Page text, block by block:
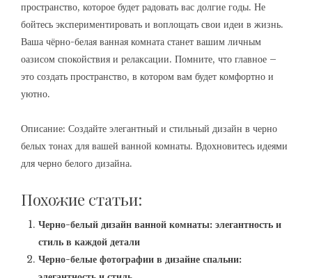
пространство, которое будет радовать вас долгие годы. Не
бойтесь экспериментировать и воплощать свои идеи в жизнь.
Ваша чёрно-белая ванная комната станет вашим личным
оазисом спокойствия и релаксации. Помните, что главное –
это создать пространство, в котором вам будет комфортно и
уютно.
Описание: Создайте элегантный и стильный дизайн в черно
белых тонах для вашей ванной комнаты. Вдохновитесь идеями
для черно белого дизайна.
Похожие статьи:
Черно-белый дизайн ванной комнаты: элегантность и
стиль в каждой детали
Черно-белые фотографии в дизайне спальни: